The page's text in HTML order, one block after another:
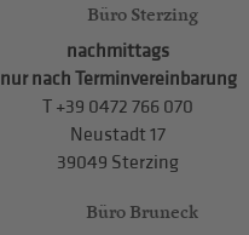
Büro Sterzing
nachmittags
nur nach Terminvereinbarung
T +39 0472 766 070
Neustadt 17
39049 Sterzing
Büro Bruneck